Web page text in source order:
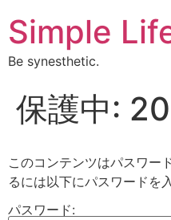
Simple
Be synesthetic.
保護中:
このコンテンツはパスワー
るには以下にパスワードを
パスワード: